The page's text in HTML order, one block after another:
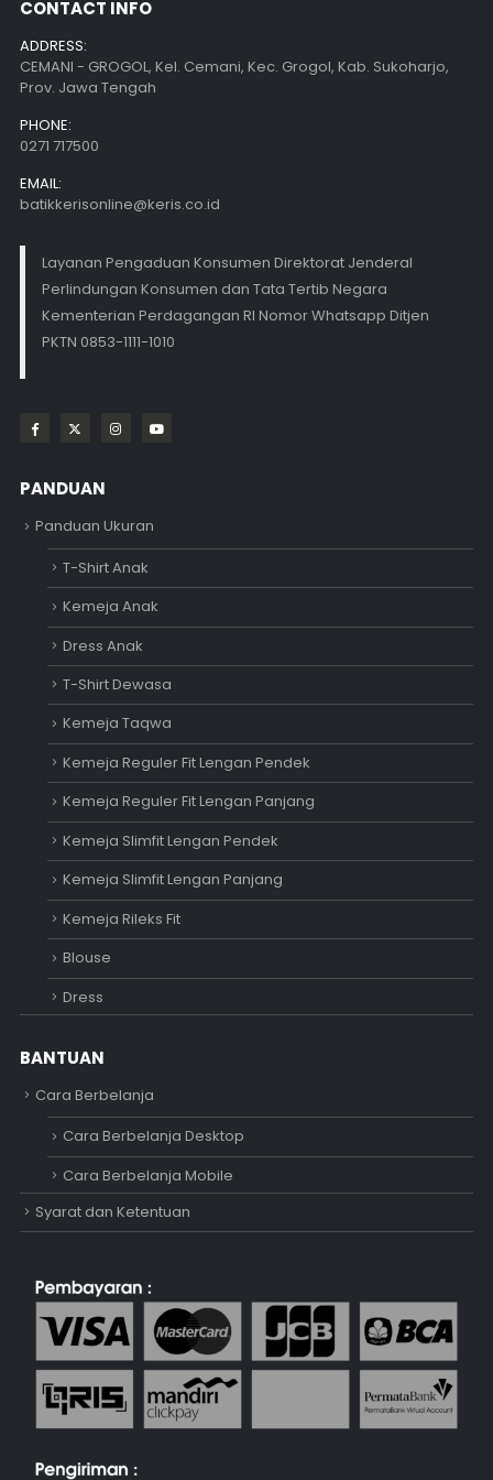
CONTACT INFO
ADDRESS:
CEMANI - GROGOL, Kel. Cemani, Kec. Grogol, Kab. Sukoharjo,
Prov. Jawa Tengah
PHONE:
0271 717500
EMAIL:
batikkerisonline@keris.co.id
Layanan Pengaduan Konsumen Direktorat Jenderal
Perlindungan Konsumen dan Tata Tertib Negara
Kementerian Perdagangan RI Nomor Whatsapp Ditjen
PKTN 0853-1111-1010
PANDUAN
Panduan Ukuran
T-Shirt Anak
Kemeja Anak
Dress Anak
T-Shirt Dewasa
Kemeja Taqwa
Kemeja Reguler Fit Lengan Pendek
Kemeja Reguler Fit Lengan Panjang
Kemeja Slimfit Lengan Pendek
Kemeja Slimfit Lengan Panjang
Kemeja Rileks Fit
Blouse
Dress
BANTUAN
Cara Berbelanja
Cara Berbelanja Desktop
Cara Berbelanja Mobile
Syarat dan Ketentuan